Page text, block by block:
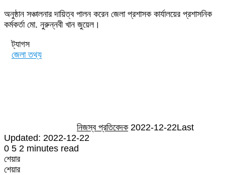
অনুষ্ঠান সঞ্চালনার দায়িত্ব পালন করেন জেলা প্রশাসক কার্যালয়ের প্রশাসনিক
কর্মকর্তা মো. নুরুন্নবী খান জুয়েল।
ট্যাগস
জেলা তথ্য
নিজস্ব প্রতিবেদক 2022-12-22Last
Updated: 2022-12-22
0 5 2 minutes read
শেয়ার
Facebook
Twitter
LinkedIn
Skype
Messenger
Messenger
WhatsApp
Telegram
Share
প্রিন্ট
শেয়ার